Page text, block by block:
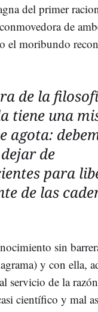
del primer
de
el moribundo
de la
tiene una
agota:
de
para
de las
sin
y con ella,
servicio de la
científico y mal